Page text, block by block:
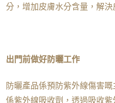
分，增加皮膚水分含量，解
出門前做好防曬工作
防曬產品係預防紫外線傷害
係紫外線吸收劑，透過吸收